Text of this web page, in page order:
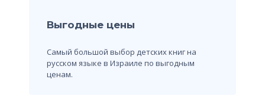
Выгодные цены
Самый большой выбор детских книг на
русском языке в Израиле по выгодным
ценам.